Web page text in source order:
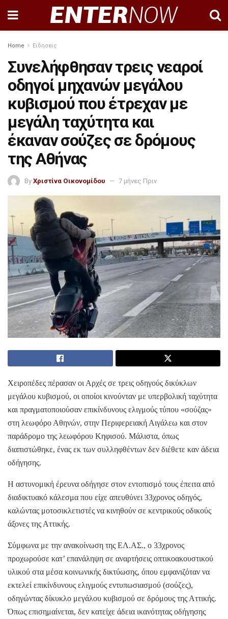
Home Ειδησεις
Συνελήφθησαν τρεις νεαροί
οδηγοί μηχανών μεγάλου
κυβισμού που έτρεχαν με
μεγάλη ταχύτητα και
έκαναν σούζες σε δρόμους
της Αθήνας
By Χριστίνα Οικονομίδου 7 μήνες Πριν
Χειροπέδες πέρασαν οι Αρχές σε τρεις οδηγούς δικύκλων
μεγάλου κυβισμού, οι οποίοι κινούνταν με υπερβολική ταχύτητα
και πραγματοποιούσαν επικίνδυνους ελιγμούς τύπου «σούζας»
στη λεωφόρο Αθηνών, στην Περιφερειακή Αιγάλεω και στον
παράδρομο της λεωφόρου Κηφισού. Μάλιστα, όπως
διαπιστώθηκε, ένας εκ των συλληφθέντων δεν διέθετε καν άδεια
οδήγησης.
Η αστυνομική έρευνα οδήγησε στον εντοπισμό τους έπειτα από
διαδικτυακό κάλεσμα που είχε απευθύνει 33χρονος οδηγός,
καλώντας μοτοσικλετιστές να κινηθούν σε κεντρικούς οδικούς
άξονες της Αττικής.
Σύμφωνα με την ανακοίνωση της ΕΛ.ΑΣ., ο 33χρονος
προχωρούσε κατ’ επανάληψη σε αναρτήσεις οπτικοακουστικού
υλικού στα μέσα κοινωνικής δικτύωσης, όπου εμφανιζόταν να
εκτελεί επικίνδυνους ελιγμούς εντυπωσιασμού (σούζες),
οδηγώντας δίκυκλο μεγάλου κυβισμού σε δρόμους της Αττικής.
Όπως επισημαίνεται, δεν κατείχε άδεια ικανότητας οδήγησης